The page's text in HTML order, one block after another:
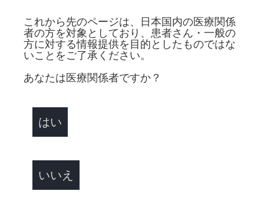
（植込み型除細動器）GallantTM ICD
（両室ペーシング機能付き植込み型除細動器）
GallantTM HF CRT-D
（植込み型心電図記録計）CONFIRM RXTM、Jot DxTM
（植込み型両心室ペースメーカ）Quadra Allure
MPTM CRT-P
EP事業部
（アブレーションカテーテル）FlexAbility SE、
これから先のページは、日本国内の医療関係
者の方を対象としており、患者さん・一般の
方に対する情報提供を目的としたものではな
いことをご了承ください。
あなたは医療関係者ですか？
はい
いいえ